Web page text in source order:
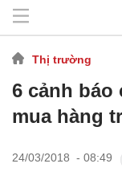
Thị trường
6 cảnh
mua hàng
24/03/2018 - 08:49